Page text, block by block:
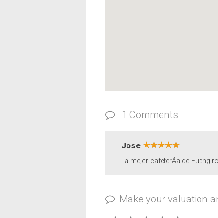
1 Comments
Jose
La mejor cafeterÃ­a de
Make your valuation